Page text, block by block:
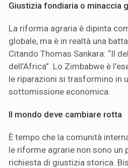
Giustizia fondiaria o minaccia
La riforma agraria è dipinta
globale, ma è in realtà una
Citando Thomas Sankara: “Il
dell’Africa”. Lo Zimbabwe è
le riparazioni si trasformino in
sottomissione economica.
Il mondo deve cambiare rotta
È tempo che la comunità
le riforme agrarie non sono un
richiesta di giustizia storica.